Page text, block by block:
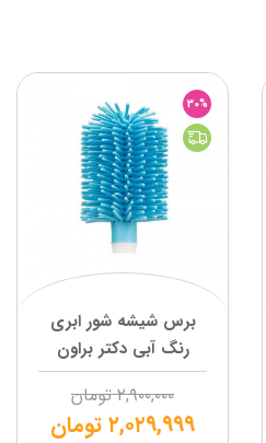
30%
برس شیشه شور ابری
رنگ آبی دکتر براون
۲,۹۰۰,۰۰۰ تومان
۲,۰۲۹,۹۹۹تومان